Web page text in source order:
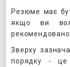
Резюме має
якщо ви
Зверху
порядку - це